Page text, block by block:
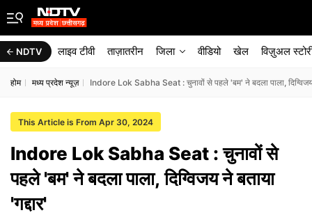
NDTV लाइव टीवी ताज़ातरीन जिला वीडियो खेल विज़ुअल
होम मध्य प्रदेश न्यूज़ Indore Lok Sabha Seat : चुनावों से पहले 'बम' ने बदला पाला, दिग्विजय
This Article is From Apr 30, 2024
Indore Lok Sabha Seat : चुनावों से
पहले 'बम' ने बदला पाला, दिग्विजय ने बताया
'गद्दार'